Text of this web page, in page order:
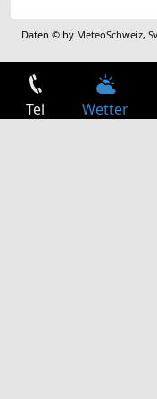
Daten © by MeteoSchweiz,
Tel Wetter